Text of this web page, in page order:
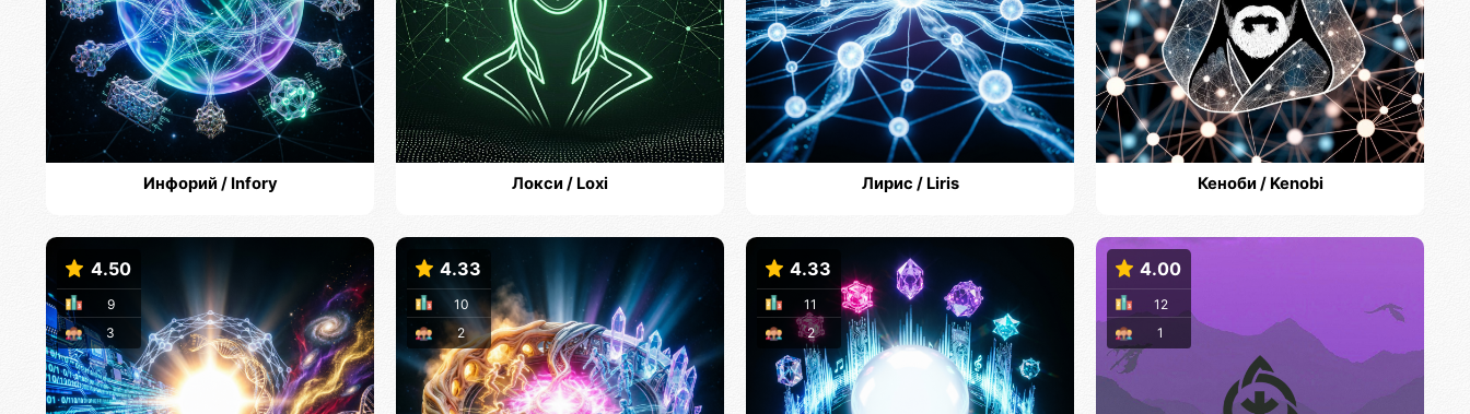
Инфорий / Infory Локси / Loxi Лирис / Liris Кеноби / Kenobi
4.50
3
9
4.33
2
10
4.33
2
11
4.00
1
12